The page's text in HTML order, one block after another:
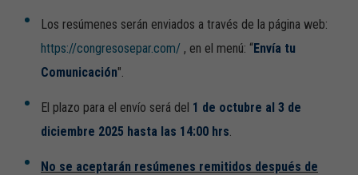
Los resúmenes serán enviados a través de la página web:
https://congresosepar.com/ , en el menú: “Envía tu
Comunicación".
El plazo para el envío será del 1 de octubre al 3 de
diciembre 2025 hasta las 14:00 hrs.
No se aceptarán resúmenes remitidos después de